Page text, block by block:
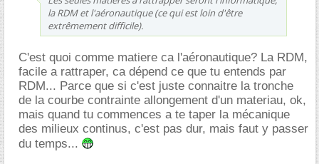
la RDM et l'aéronautique (ce qui est loin d'être
extrêmement difficile).
C'est quoi comme matiere ca l'aéronautique? La RDM,
facile a rattraper, ca dépend ce que tu entends par
RDM... Parce que si c'est juste connaitre la tronche
de la courbe contrainte allongement d'un materiau, ok,
mais quand tu commences a te taper la mécanique
des milieux continus, c'est pas dur, mais faut y passer
du temps...